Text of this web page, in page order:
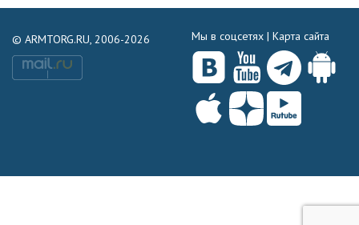
© ARMTORG.RU, 2006-2026 Мы в соцсетях | Карта сайта